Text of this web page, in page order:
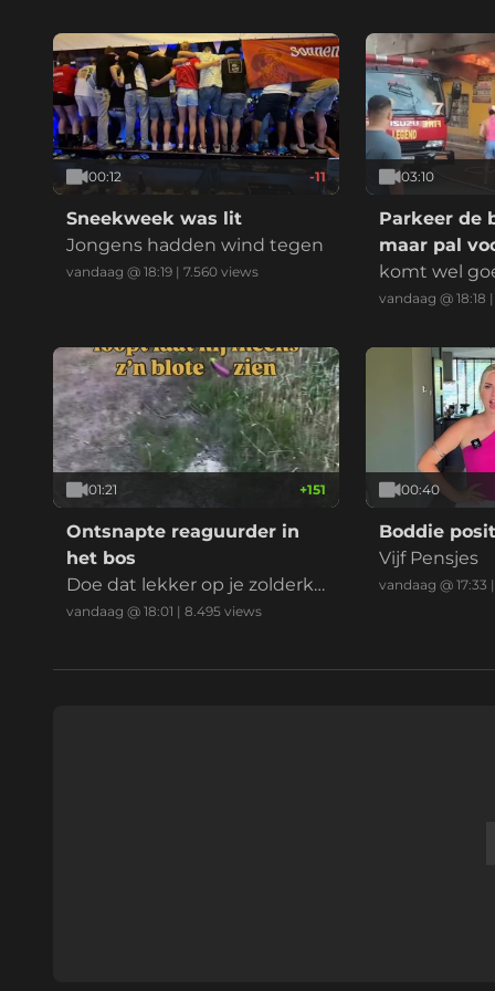
00:12 -11
Sneekweek was lit
Jongens hadden wind tegen
vandaag @ 18:19 | 7.560 views
03:10
Parkeer de
maar pal
komt wel
vandaag @ 18:18 |
01:21 +151
Ontsnapte reaguurder in
het bos
Doe dat lekker op je zolderka
mer mafkees
vandaag @ 18:01 | 8.495 views
00:40
Boddie
Vijf Pensjes
vandaag @ 17:33 |